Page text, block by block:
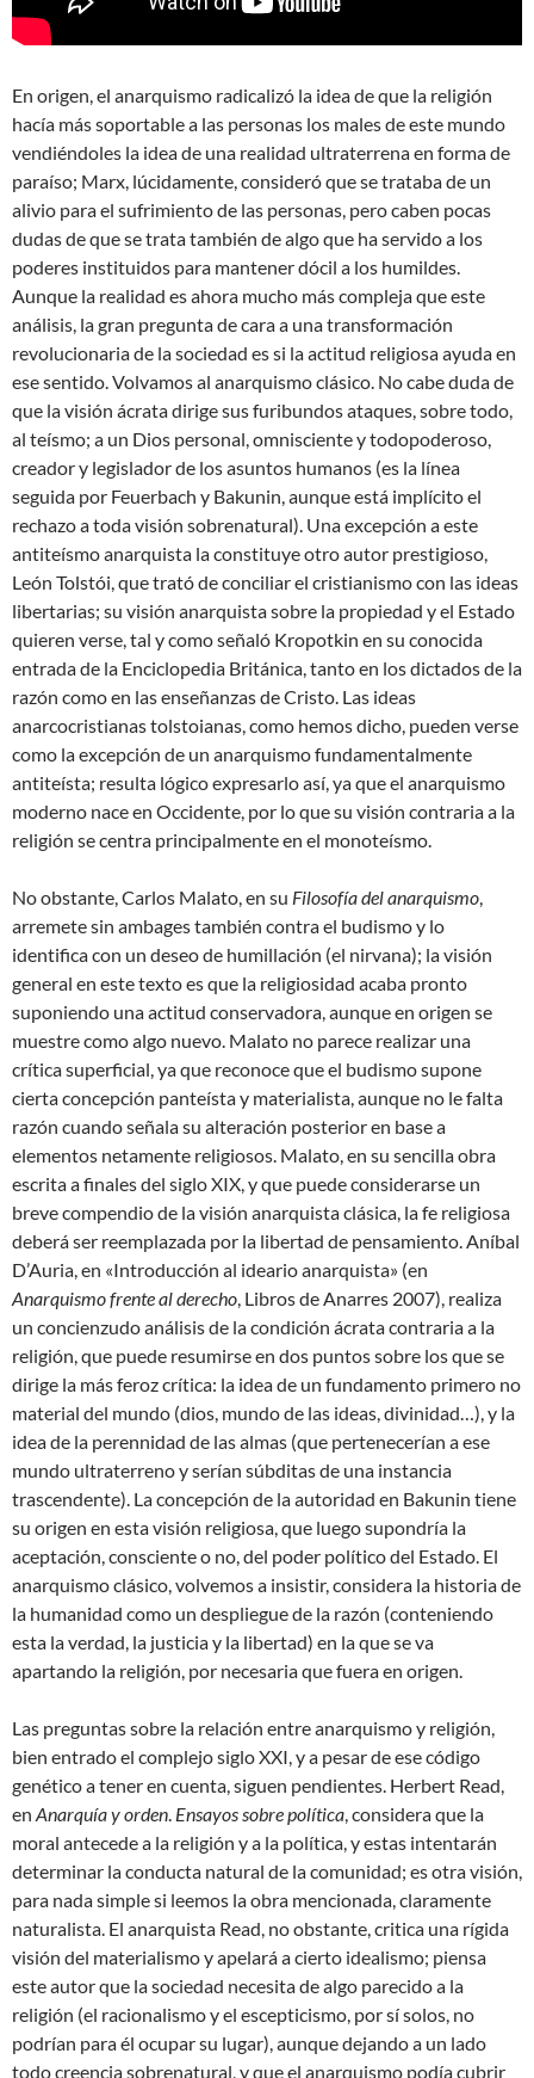
En origen, el anarquismo radicalizó la idea de que la religión
hacía más soportable a las personas los males de este mundo
vendiéndoles la idea de una realidad ultraterrena en forma de
paraíso; Marx, lúcidamente, consideró que se trataba de un
alivio para el sufrimiento de las personas, pero caben pocas
dudas de que se trata también de algo que ha servido a los
poderes instituidos para mantener dócil a los humildes.
Aunque la realidad es ahora mucho más compleja que este
análisis, la gran pregunta de cara a una transformación
revolucionaria de la sociedad es si la actitud religiosa ayuda en
ese sentido. Volvamos al anarquismo clásico. No cabe duda de
que la visión ácrata dirige sus furibundos ataques, sobre todo,
al teísmo; a un Dios personal, omnisciente y todopoderoso,
creador y legislador de los asuntos humanos (es la línea
seguida por Feuerbach y Bakunin, aunque está implícito el
rechazo a toda visión sobrenatural). Una excepción a este
antiteísmo anarquista la constituye otro autor prestigioso,
León Tolstói, que trató de conciliar el cristianismo con las ideas
libertarias; su visión anarquista sobre la propiedad y el Estado
quieren verse, tal y como señaló Kropotkin en su conocida
entrada de la Enciclopedia Británica, tanto en los dictados de la
razón como en las enseñanzas de Cristo. Las ideas
anarcocristianas tolstoianas, como hemos dicho, pueden verse
como la excepción de un anarquismo fundamentalmente
antiteísta; resulta lógico expresarlo así, ya que el anarquismo
moderno nace en Occidente, por lo que su visión contraria a la
religión se centra principalmente en el monoteísmo.
No obstante, Carlos Malato, en su Filosofía del anarquismo,
arremete sin ambages también contra el budismo y lo
identifica con un deseo de humillación (el nirvana); la visión
general en este texto es que la religiosidad acaba pronto
suponiendo una actitud conservadora, aunque en origen se
muestre como algo nuevo. Malato no parece realizar una
crítica superficial, ya que reconoce que el budismo supone
cierta concepción panteísta y materialista, aunque no le falta
razón cuando señala su alteración posterior en base a
elementos netamente religiosos. Malato, en su sencilla obra
escrita a finales del siglo XIX, y que puede considerarse un
breve compendio de la visión anarquista clásica, la fe religiosa
deberá ser reemplazada por la libertad de pensamiento. Aníbal
D’Auria, en «Introducción al ideario anarquista» (en
Anarquismo frente al derecho, Libros de Anarres 2007), realiza
un concienzudo análisis de la condición ácrata contraria a la
religión, que puede resumirse en dos puntos sobre los que se
dirige la más feroz crítica: la idea de un fundamento primero no
material del mundo (dios, mundo de las ideas, divinidad…), y la
idea de la perennidad de las almas (que pertenecerían a ese
mundo ultraterreno y serían súbditas de una instancia
trascendente). La concepción de la autoridad en Bakunin tiene
su origen en esta visión religiosa, que luego supondría la
aceptación, consciente o no, del poder político del Estado. El
anarquismo clásico, volvemos a insistir, considera la historia de
la humanidad como un despliegue de la razón (conteniendo
esta la verdad, la justicia y la libertad) en la que se va
apartando la religión, por necesaria que fuera en origen.
Las preguntas sobre la relación entre anarquismo y religión,
bien entrado el complejo siglo XXI, y a pesar de ese código
genético a tener en cuenta, siguen pendientes. Herbert Read,
en Anarquía y orden. Ensayos sobre política, considera que la
moral antecede a la religión y a la política, y estas intentarán
determinar la conducta natural de la comunidad; es otra visión,
para nada simple si leemos la obra mencionada, claramente
naturalista. El anarquista Read, no obstante, critica una rígida
visión del materialismo y apelará a cierto idealismo; piensa
este autor que la sociedad necesita de algo parecido a la
religión (el racionalismo y el escepticismo, por sí solos, no
podrían para él ocupar su lugar), aunque dejando a un lado
todo creencia sobrenatural, y que el anarquismo podía cubrir